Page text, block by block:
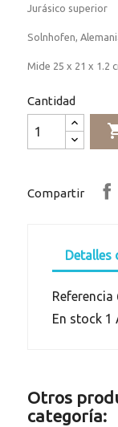
Jurásico superior
Solnhofen,
Mide 25 x 21 x 1.2
Cantidad
Compartir
Detalles
Referencia
En stock 1
Otros
categoría: